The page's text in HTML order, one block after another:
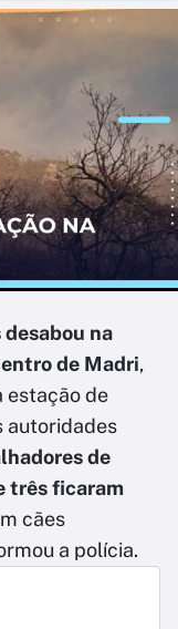
na
de Madri,
estação de
autoridades
de
três ficaram
cães
a polícia.